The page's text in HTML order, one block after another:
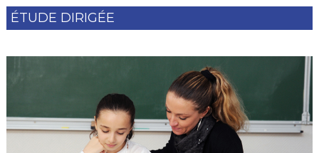
ÉTUDE DIRIGÉE